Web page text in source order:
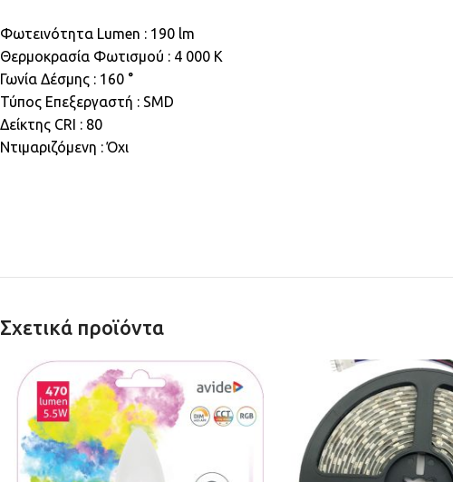
Φωτεινότητα Lumen : 190 lm
Θερμοκρασία Φωτισμού : 4 000 K
Γωνία Δέσμης : 160 °
Τύπος Επεξεργαστή : SMD
Δείκτης CRI : 80
Ντιμαριζόμενη : Όχι
Σχετικά προϊόντα